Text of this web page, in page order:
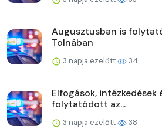
Augusztusban is
Tolnában
3 napja ezelőtt 34
Elfogások,
folytatódott az...
3 napja ezelőtt 38